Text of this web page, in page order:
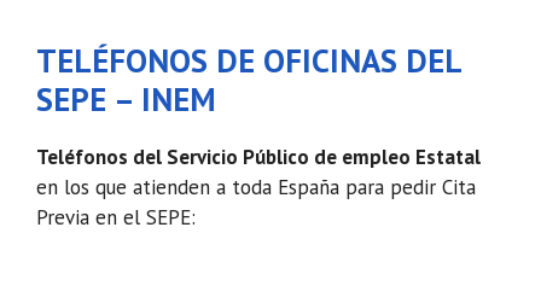
TELÉFONOS DE OFICINAS DEL
SEPE – INEM
Teléfonos del Servicio Público de empleo Estatal
en los que atienden a toda España para pedir Cita
Previa en el SEPE: